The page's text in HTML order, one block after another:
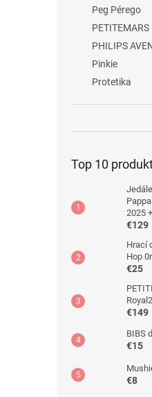
Peg Pérego
PETITEMARS
PHILIPS
Pinkie
Protetika
Top 10
2025
€129
Hrací
Hop
€25
€149
BIBS
€15
€8